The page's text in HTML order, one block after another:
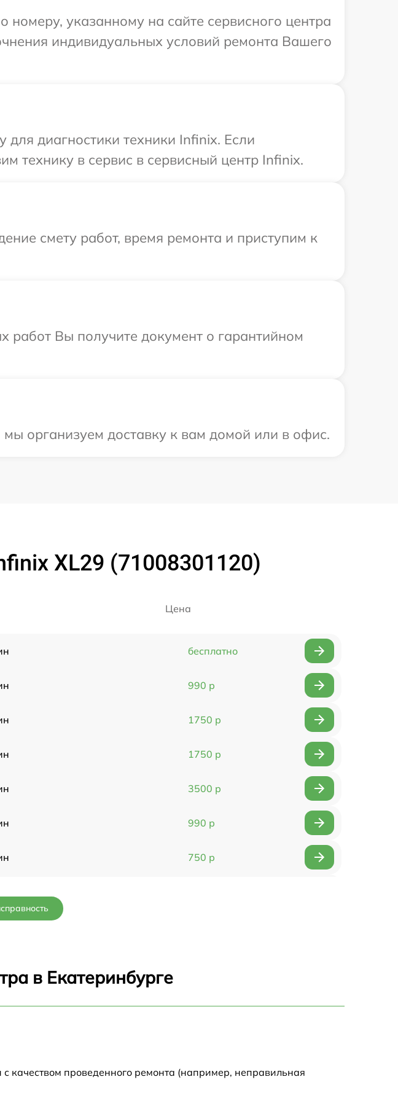
указанному на сайте сервисного центра
индивидуальных условий ремонта Вашего
диагностики техники Infinix. Если
технику в сервис в сервисный центр Infinix.
смету работ, время ремонта и приступим к
Вы получите документ о гарантийном
организуем доставку к вам домой или в офис.
XL29 (71008301120)
Цена
бесплатно
990 р
1750 р
1750 р
3500 р
990 р
750 р
в Екатеринбурге
качеством проведенного ремонта (например, неправильная